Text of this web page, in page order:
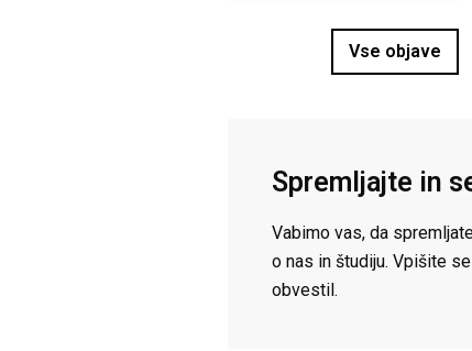
Vse objave
Spremljajte in
Vabimo vas, da
o nas in študiju. Vpišite
obvestil.